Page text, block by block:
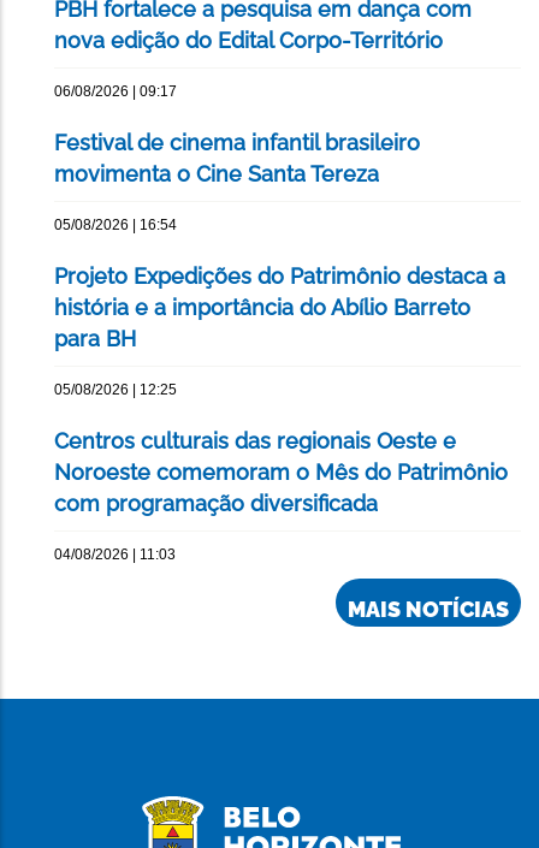
PBH fortalece a pesquisa em dança com
nova edição do Edital Corpo-Território
06/08/2026 | 09:17
Festival de cinema infantil brasileiro
movimenta o Cine Santa Tereza
05/08/2026 | 16:54
Projeto Expedições do Patrimônio destaca a
história e a importância do Abílio Barreto
para BH
05/08/2026 | 12:25
Centros culturais das regionais Oeste e
Noroeste comemoram o Mês do Patrimônio
com programação diversificada
04/08/2026 | 11:03
MAIS NOTÍCIAS